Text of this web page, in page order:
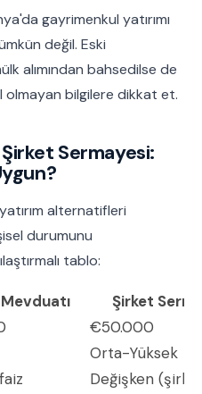
gayrimenkul yatırımı
değil. Eski
alımından bahsedilse de
olmayan bilgilere dikkat et.
Sermayesi:
alternatifleri
durumunu
tablo:
Şirket
€50.000
Orta-Yüksek
Değişken